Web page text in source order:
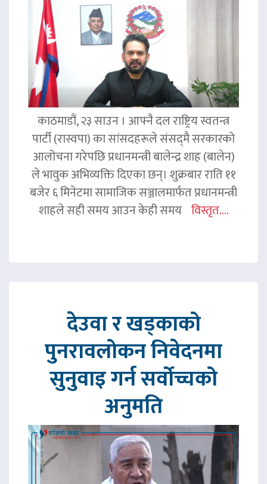
काठमाडौं, २३ साउन । आफ्नै दल राष्ट्रिय स्वतन्त्र
पार्टी (रास्वपा) का सांसदहरूले संसद्‌मै सरकारको
आलोचना गरेपछि प्रधानमन्त्री बालेन्द्र शाह (बालेन)
ले भावुक अभिव्यक्ति दिएका छन्। शुक्रबार राति ११
बजेर ६ मिनेटमा सामाजिक सञ्जालमार्फत प्रधानमन्त्री
शाहले सही समय आउन केही समय विस्तृत....
देउवा र खड्काको
पुनरावलोकन निवेदनमा
सुनुवाइ गर्न सर्वोच्चको
अनुमति